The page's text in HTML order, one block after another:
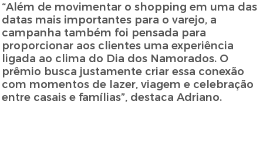
“Além de movimentar o shopping em uma das
datas mais importantes para o varejo, a
campanha também foi pensada para
proporcionar aos clientes uma experiência
ligada ao clima do Dia dos Namorados. O
prêmio busca justamente criar essa conexão
com momentos de lazer, viagem e celebração
entre casais e famílias”, destaca Adriano.